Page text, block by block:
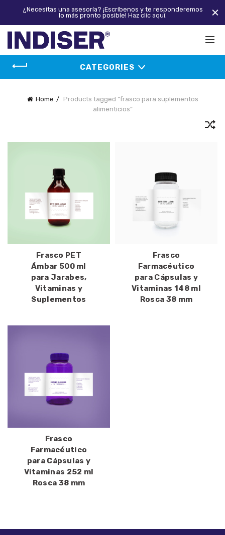
CATEGORIES
Home
Products tagged “frasco para suplementos
alimenticios”
Frasco PET
Ámbar 500 ml
para Jarabes,
Vitaminas y
Suplementos
Frasco
Farmacéutico
para Cápsulas y
Vitaminas 148 ml
Rosca 38 mm
Frasco
Farmacéutico
para Cápsulas y
Vitaminas 252 ml
Rosca 38 mm
¿Necesitas una asesoría? ¡Escríbenos y te responderemos
lo más pronto posible! Haz clic aquí.